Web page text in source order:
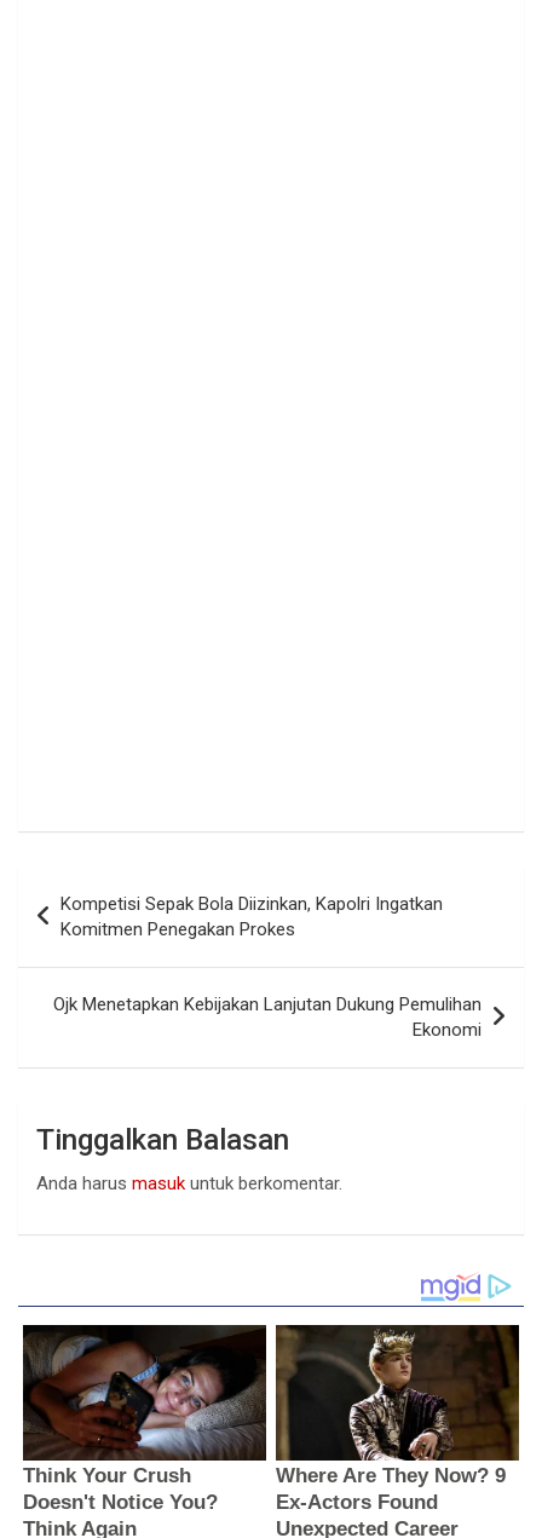
pos
Kompetisi Sepak Bola Diizinkan, Kapolri Ingatkan
Komitmen Penegakan Prokes
Ojk Menetapkan Kebijakan Lanjutan Dukung Pemulihan
Ekonomi
Tinggalkan Balasan
Anda harus masuk untuk berkomentar.